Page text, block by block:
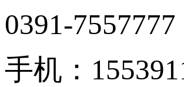
0391-7557777
手机：